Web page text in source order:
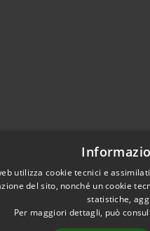
utilizza cookie tecnici e
del sito, nonché un cookie
statistiche,
Per maggiori dettagli, può